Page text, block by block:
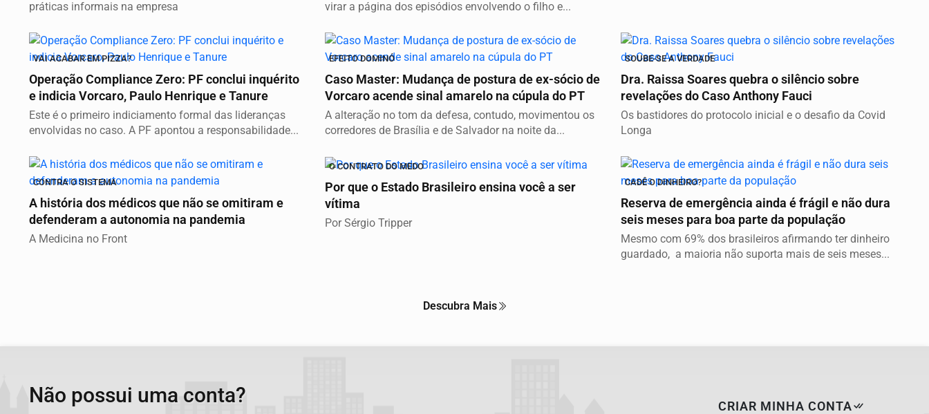
práticas informais na empresa
virar a página dos episódios envolvendo o filho e...
VAI ACABAR EM PIZZA?
Operação Compliance Zero: PF conclui inquérito
e indicia Vorcaro, Paulo Henrique e Tanure
Este é o primeiro indiciamento formal das lideranças
envolvidas no caso. A PF apontou a responsabilidade...
EFEITO DOMINÓ
Caso Master: Mudança de postura de ex-sócio de
Vorcaro acende sinal amarelo na cúpula do PT
A alteração no tom da defesa, contudo, movimentou os
corredores de Brasília e de Salvador na noite da...
SOUBE-SE A VERDADE
Dra. Raissa Soares quebra o silêncio sobre
revelações do Caso Anthony Fauci
Os bastidores do protocolo inicial e o desafio da Covid
Longa
CONTRA O SISTEMA
A história dos médicos que não se omitiram e
defenderam a autonomia na pandemia
A Medicina no Front
O CONTRATO DO MEDO
Por que o Estado Brasileiro ensina você a ser
vítima
Por Sérgio Tripper
CADÊ O DINHEIRO?
Reserva de emergência ainda é frágil e não dura
seis meses para boa parte da população
Mesmo com 69% dos brasileiros afirmando ter dinheiro
guardado, a maioria não suporta mais de seis meses...
Descubra Mais
Não possui uma conta? CRIAR MINHA CONTA